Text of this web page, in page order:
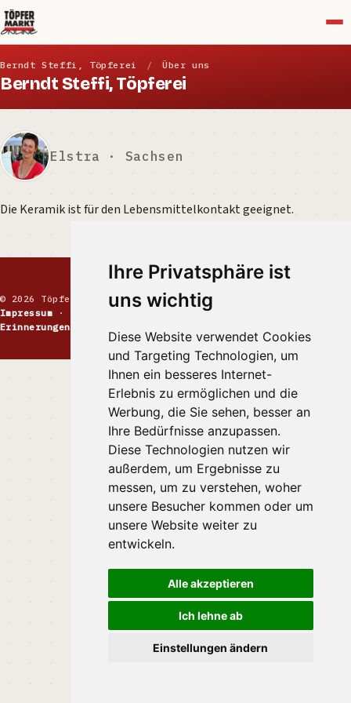
Ihre Privatsphäre ist
uns wichtig
Diese Website verwendet Cookies
und Targeting Technologien, um
Ihnen ein besseres Internet-
Erlebnis zu ermöglichen und die
Werbung, die Sie sehen, besser an
Ihre Bedürfnisse anzupassen.
Diese Technologien nutzen wir
außerdem, um Ergebnisse zu
messen, um zu verstehen, woher
unsere Besucher kommen oder um
unsere Website weiter zu
entwickeln.
Alle akzeptieren
Ich lehne ab
Einstellungen ändern
Berndt Steffi, Töpferei / Über uns
Berndt Steffi, Töpferei
Elstra · Sachsen
Die Keramik ist für den Lebensmittelkontakt geeignet.
© 2026 Töpfermarkt · Handgemachte Keramik
Impressum · ·Markt melden
Erinnerungen